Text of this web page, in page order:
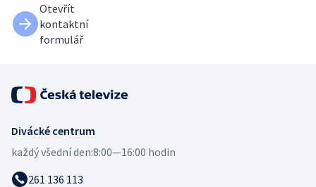
Otevřít
kontaktní
formulář
Divácké centrum
každý všední den:8:00—16:00 hodin
261 136 113